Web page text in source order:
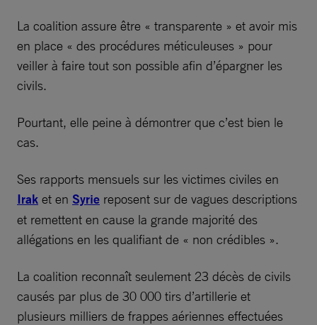
La coalition assure être « transparente » et avoir mis
en place « des procédures méticuleuses » pour
veiller à faire tout son possible afin d’épargner les
civils.
Pourtant, elle peine à démontrer que c’est bien le
cas.
Ses rapports mensuels sur les victimes civiles en
Irak et en Syrie reposent sur de vagues descriptions
et remettent en cause la grande majorité des
allégations en les qualifiant de « non crédibles ».
La coalition reconnaît seulement 23 décès de civils
causés par plus de 30 000 tirs d’artillerie et
plusieurs milliers de frappes aériennes effectuées